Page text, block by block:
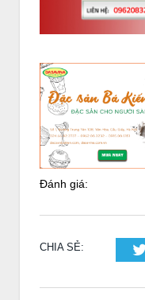
Đánh giá:
CHIA SẺ: